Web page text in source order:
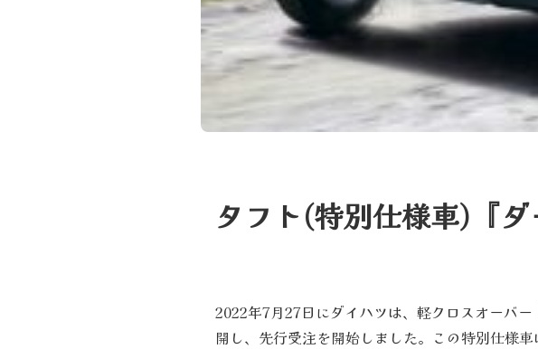
タフト(特別仕様車)『ダ
2022年7月27日にダイハツは、軽クロスオーバ
開し、先行受注を開始しました。この特別仕様